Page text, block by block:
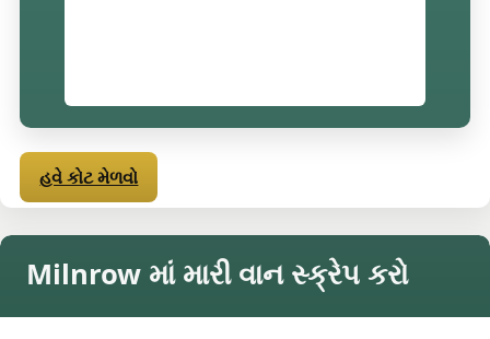
હવે કોટ મેળવો
Milnrow માં મારી વાન સ્ક્રેપ કરો